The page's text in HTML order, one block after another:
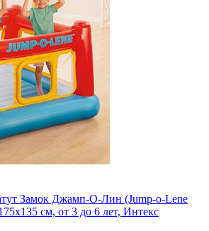
Замок Джамп-О-Лин (Jump-o-Lene
см, от 3 до 6 лет, Интекс